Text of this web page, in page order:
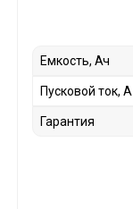
Емкость, Ач
Пусковой ток, А
Гарантия